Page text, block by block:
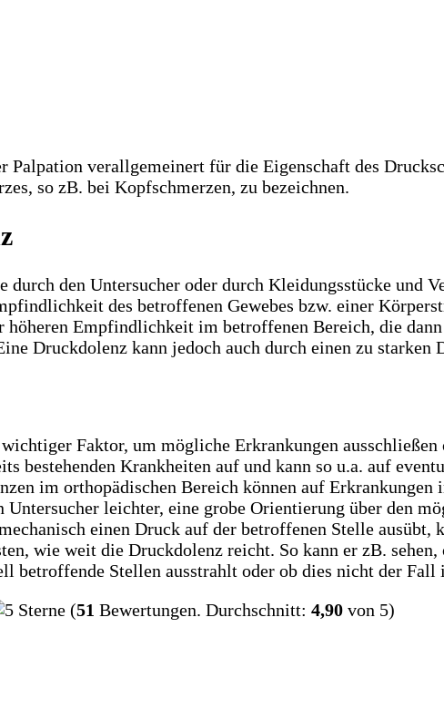
verallgemeinert für die Eigenschaft des
so zB. bei Kopfschmerzen, zu bezeichnen.
durch den Untersucher oder durch Kleidungsstücke und
des betroffenen Gewebes bzw. einer
Empfindlichkeit im betroffenen Bereich, die
Druckdolenz kann jedoch auch durch einen zu starken
Faktor, um mögliche Erkrankungen
bestehenden Krankheiten auf und kann so u.a. auf
im orthopädischen Bereich können auf
leichter, eine grobe Orientierung über den
einen Druck auf der betroffenen Stelle ausübt,
wie weit die Druckdolenz reicht. So kann er zB.
betroffende Stellen ausstrahlt oder ob dies nicht der Fall
(51 Bewertungen. Durchschnitt: 4,90 von 5)